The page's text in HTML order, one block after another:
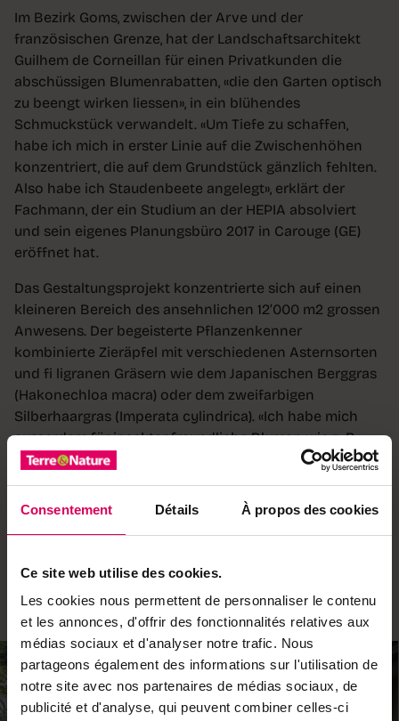
Consentement Détails À propos des cookies
Ce site web utilise des cookies.
Les cookies nous permettent de personnaliser le contenu
et les annonces, d'offrir des fonctionnalités relatives aux
médias sociaux et d'analyser notre trafic. Nous
partageons également des informations sur l'utilisation de
notre site avec nos partenaires de médias sociaux, de
publicité et d'analyse, qui peuvent combiner celles-ci
Im Bezirk Goms, zwischen der Arve und der
französischen Grenze, hat der Landschaftsarchitekt
Guilhem de Corneillan für einen Privatkunden die
abschüssigen Blumenrabatten, «die den Garten optisch
zu beengt wirken liessen», in ein blühendes
Schmuckstück verwandelt. «Um Tiefe zu schaffen,
habe ich mich in erster Linie auf die Zwischenhöhen
konzentriert, die auf dem Grundstück gänzlich fehlten.
Also habe ich Staudenbeete angelegt», erklärt der
Fachmann, der ein Studium an der HEPIA absolviert
und sein eigenes Planungsbüro 2017 in Carouge (GE)
eröffnet hat.
Das Gestaltungsprojekt konzentrierte sich auf einen
kleineren Bereich des ansehnlichen 12’000 m2 grossen
Anwesens. Der begeisterte Pflanzenkenner
kombinierte Zieräpfel mit verschiedenen Asternsorten
und fi ligranen Gräsern wie dem Japanischen Berggras
(Hakonechloa macra) oder dem zweifarbigen
Silberhaargras (Imperata cylindrica). «Ich habe mich
ausserdem für insektenfreundliche Blumen wie z. B.
Duftnesseln oder Sonnenhut entschieden.»
wieder und erzeugen so Einheitlichkeit, während sie je
nach Ausrichtung und Bodenbeschaffenheit variieren.
verleihen diesem herrlichen Garten bis zum Herbst
lebendige Ausdruckskraft.